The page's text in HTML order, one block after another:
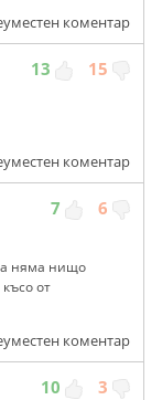
коментар
13 15
коментар
7 6
няма нищо
от
коментар
10 3